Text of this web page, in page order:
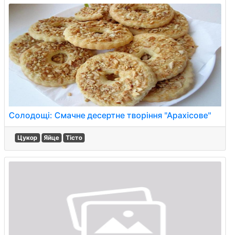
Солодощі: Смачне десертне творіння "Арахісове"
Цукор Яйце Тісто